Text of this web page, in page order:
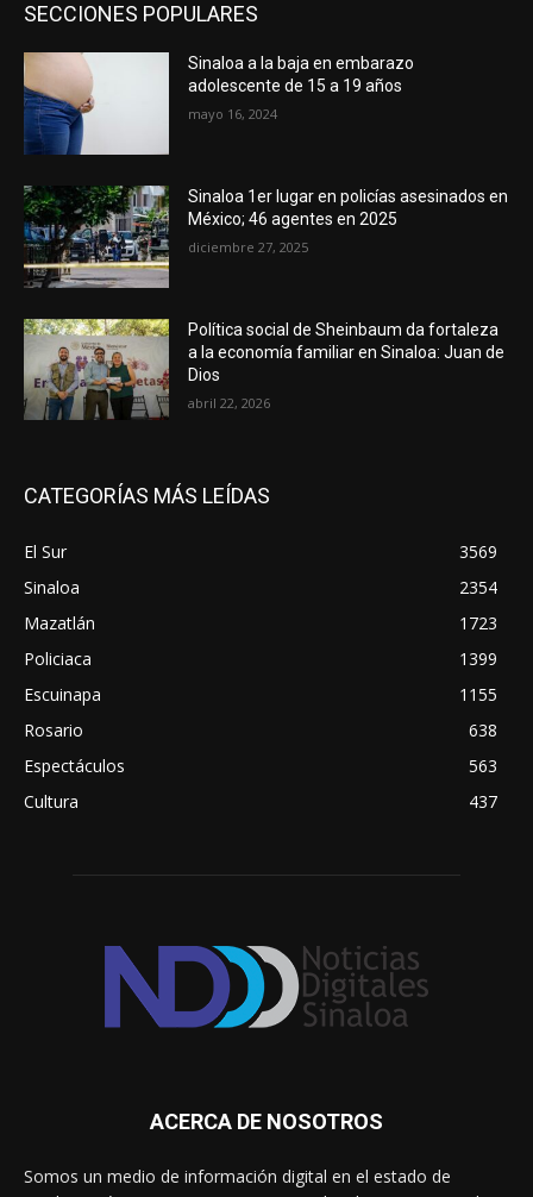
SECCIONES POPULARES
Sinaloa a la baja en embarazo
adolescente de 15 a 19 años
mayo 16, 2024
Sinaloa 1er lugar en policías asesinados en
México; 46 agentes en 2025
diciembre 27, 2025
Política social de Sheinbaum da fortaleza
a la economía familiar en Sinaloa: Juan de
Dios
abril 22, 2026
CATEGORÍAS MÁS LEÍDAS
El Sur
3569
Sinaloa
2354
Mazatlán
1723
Policiaca
1399
Escuinapa
1155
Rosario
638
Espectáculos
563
Cultura
437
ACERCA DE NOSOTROS
Somos un medio de información digital en el estado de